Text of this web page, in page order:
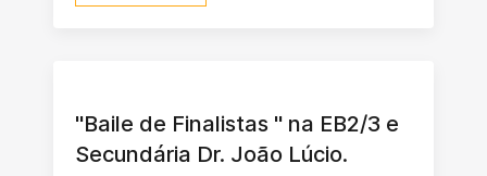
"Baile de Finalistas " na EB2/3 e
Secundária Dr. João Lúcio.